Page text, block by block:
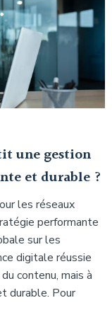
une gestion
et durable ?
les réseaux
performante
sur les
digitale réussie
contenu, mais à
durable. Pour